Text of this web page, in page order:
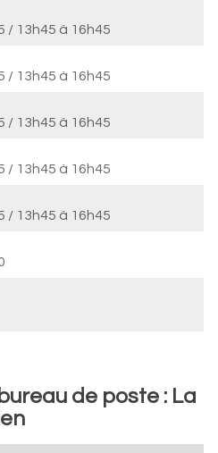
/ 13h45 à 16h45
/ 13h45 à 16h45
/ 13h45 à 16h45
/ 13h45 à 16h45
/ 13h45 à 16h45
de poste : La